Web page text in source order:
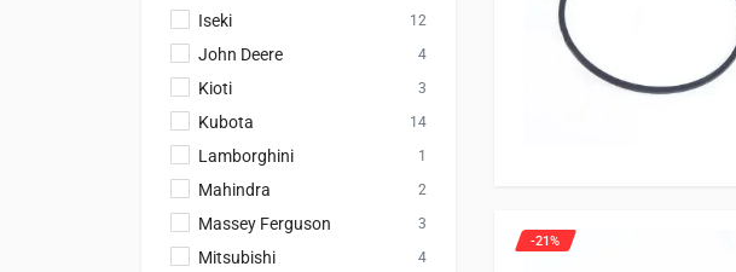
Iseki 12
John Deere 4
Kioti 3
Kubota 14
Lamborghini 1
Mahindra 2
Massey Ferguson 3
Mitsubishi 4
-21%